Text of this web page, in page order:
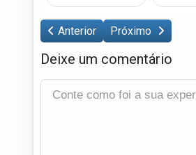
Anterior Próximo
Deixe um comentário